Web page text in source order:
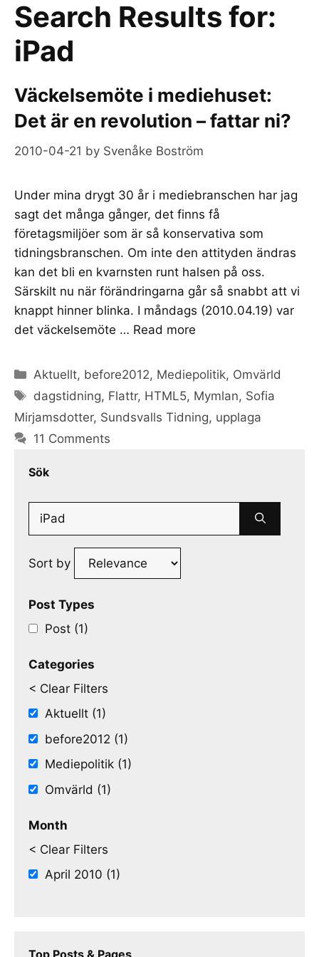
Search Results for:
iPad
Väckelsemöte i mediehuset:
Det är en revolution – fattar ni?
2010-04-21 by Svenåke Boström
Under mina drygt 30 år i mediebranschen har jag
sagt det många gånger, det finns få
företagsmiljöer som är så konservativa som
tidningsbranschen. Om inte den attityden ändras
kan det bli en kvarnsten runt halsen på oss.
Särskilt nu när förändringarna går så snabbt att vi
knappt hinner blinka. I måndags (2010.04.19) var
det väckelsemöte … Read more
Categories
Aktuellt, before2012, Mediepolitik, Omvärld
Tags
dagstidning, Flattr, HTML5, Mymlan, Sofia
Mirjamsdotter, Sundsvalls Tidning, upplaga
11 Comments
Sök
Search
Sort by
Post Types
Post (1)
Categories
< Clear Filters
Aktuellt (1)
before2012 (1)
Mediepolitik (1)
Omvärld (1)
Month
< Clear Filters
April 2010 (1)
Top Posts & Pages